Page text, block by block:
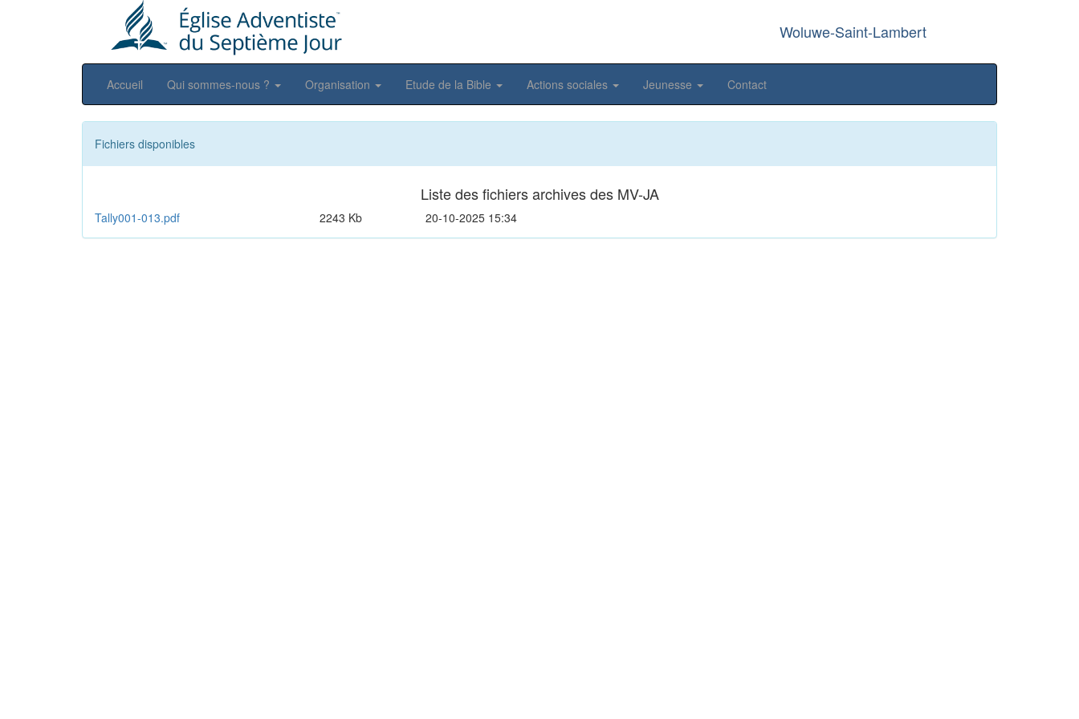
Woluwe-Saint-Lambert
Accueil Qui sommes-nous ? Organisation Etude de la Bible Actions sociales Jeunesse Contact
Fichiers disponibles
Liste des fichiers archives des MV-JA
Tally001-013.pdf 2243 Kb 20-10-2025 15:34